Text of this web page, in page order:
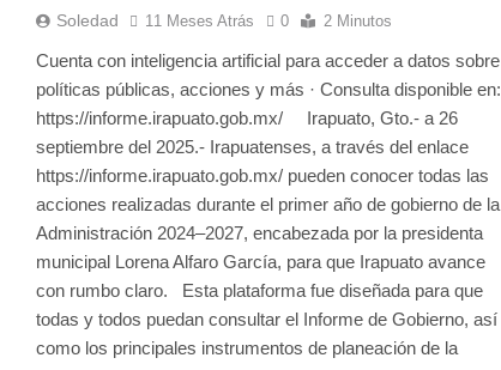
Soledad 11 Meses Atrás 0 2 Minutos
Cuenta con inteligencia artificial para acceder a datos sobre
políticas públicas, acciones y más · Consulta disponible en:
https://informe.irapuato.gob.mx/ Irapuato, Gto.- a 26
septiembre del 2025.- Irapuatenses, a través del enlace
https://informe.irapuato.gob.mx/ pueden conocer todas las
acciones realizadas durante el primer año de gobierno de la
Administración 2024–2027, encabezada por la presidenta
municipal Lorena Alfaro García, para que Irapuato avance
con rumbo claro. Esta plataforma fue diseñada para que
todas y todos puedan consultar el Informe de Gobierno, así
como los principales instrumentos de planeación de la